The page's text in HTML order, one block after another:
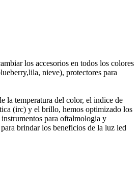
los accesorios en todos los colores
nieve), protectores para
la temperatura del color, el indice de
(irc) y el brillo, hemos optimizado los
para oftalmologia y
brindar los beneficios de la luz led